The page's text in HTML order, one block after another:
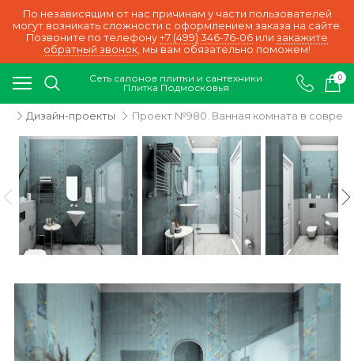
По независящим от нас причинам у части пользователей
могут возникать сложности с оформлением заказа на сайте.
Позвоните по телефону +7 (499) 346-76-06 или закажите
обратный звонок, мы вам обязательно поможем!
Сеть салонов плитки и сантехники
Плитка Подмосковья
0
Дизайн-проекты Проект №980. Ванная комната в